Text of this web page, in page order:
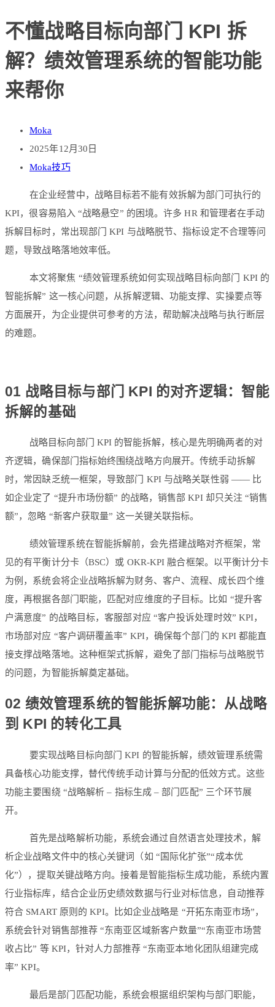
不懂战略目标向部门 KPI 拆
解？绩效管理系统的智能功能
来帮你
Moka
2025年12月30日
Moka技巧
在企业经营中，战略目标若不能有效拆解为部门可执行的
KPI，很容易陷入 “战略悬空” 的困境。许多 HR 和管理者在手动
拆解目标时，常出现部门 KPI 与战略脱节、指标设定不合理等问
题，导致战略落地效率低。
本文将聚焦 “绩效管理系统如何实现战略目标向部门 KPI 的
智能拆解” 这一核心问题，从拆解逻辑、功能支撑、实操要点等
方面展开，为企业提供可参考的方法，帮助解决战略与执行断层
的难题。
01 战略目标与部门 KPI 的对齐逻辑：智能
拆解的基础
战略目标向部门 KPI 的智能拆解，核心是先明确两者的对
齐逻辑，确保部门指标始终围绕战略方向展开。传统手动拆解
时，常因缺乏统一框架，导致部门 KPI 与战略关联性弱 —— 比
如企业定了 “提升市场份额” 的战略，销售部 KPI 却只关注 “销售
额”，忽略 “新客户获取量” 这一关键关联指标。
绩效管理系统在智能拆解前，会先搭建战略对齐框架，常
见的有平衡计分卡（BSC）或 OKR-KPI 融合框架。以平衡计分卡
为例，系统会将企业战略拆解为财务、客户、流程、成长四个维
度，再根据各部门职能，匹配对应维度的子目标。比如 “提升客
户满意度” 的战略目标，客服部对应 “客户投诉处理时效” KPI，
市场部对应 “客户调研覆盖率” KPI，确保每个部门的 KPI 都能直
接支撑战略落地。这种框架式拆解，避免了部门指标与战略脱节
的问题，为智能拆解奠定基础。
02 绩效管理系统的智能拆解功能：从战略
到 KPI 的转化工具
要实现战略目标向部门 KPI 的智能拆解，绩效管理系统需
具备核心功能支撑，替代传统手动计算与分配的低效方式。这些
功能主要围绕 “战略解析 – 指标生成 – 部门匹配” 三个环节展
开。
首先是战略解析功能，系统会通过自然语言处理技术，解
析企业战略文件中的核心关键词（如 “国际化扩张”“成本优
化”），提取关键战略方向。接着是智能指标生成功能，系统内置
行业指标库，结合企业历史绩效数据与行业对标信息，自动推荐
符合 SMART 原则的 KPI。比如企业战略是 “开拓东南亚市场”，
系统会针对销售部推荐 “东南亚区域新客户数量”“东南亚市场营
收占比” 等 KPI，针对人力部推荐 “东南亚本地化团队组建完成
率” KPI。
最后是部门匹配功能，系统会根据组织架构与部门职能，